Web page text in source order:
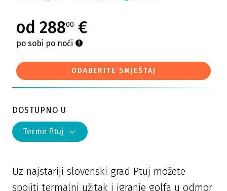
od 28800 €
po sobi po noći
ODABERITE SMJEŠTAJ
DOSTUPNO U
Terme Ptuj
Uz najstariji slovenski grad Ptuj možete
spojiti termalni užitak i igranje golfa u odmor